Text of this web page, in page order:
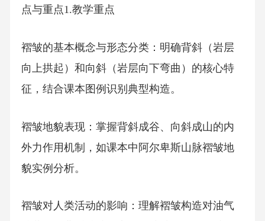
点与重点1.教学重点
褶皱的基本概念与形态分类：明确背斜（岩层
向上拱起）和向斜（岩层向下弯曲）的核心特
征，结合课本图例识别典型构造。
褶皱地貌表现：掌握背斜成谷、向斜成山的内
外力作用机制，如课本中阿尔卑斯山脉褶皱地
貌实例分析。
褶皱对人类活动的影响：理解褶皱构造对油气